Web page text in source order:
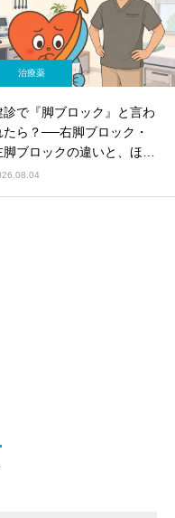
治療薬
診で『脚ブロック』と言わ
たら？──右脚ブロック・
脚ブロックの違いと、ほう
ておいてよいパターン／受